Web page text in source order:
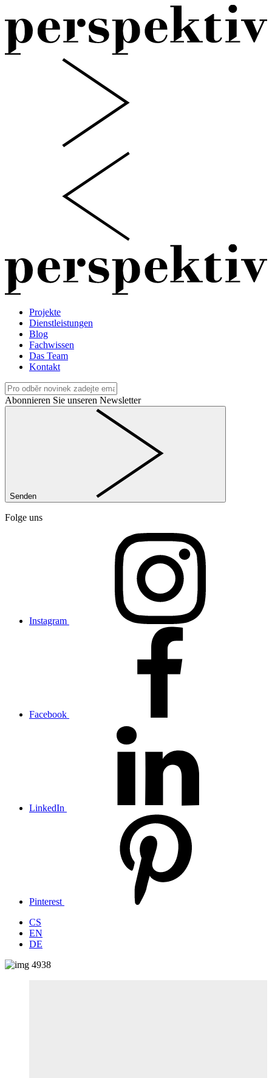
Projekte
Dienstleistungen
Blog
Fachwissen
Das Team
Kontakt
Abonnieren Sie unseren Newsletter
Senden
Folge uns
Instagram
Facebook
LinkedIn
Pinterest
CS
EN
DE